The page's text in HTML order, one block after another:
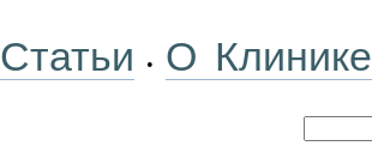
Статьи • О Клинике